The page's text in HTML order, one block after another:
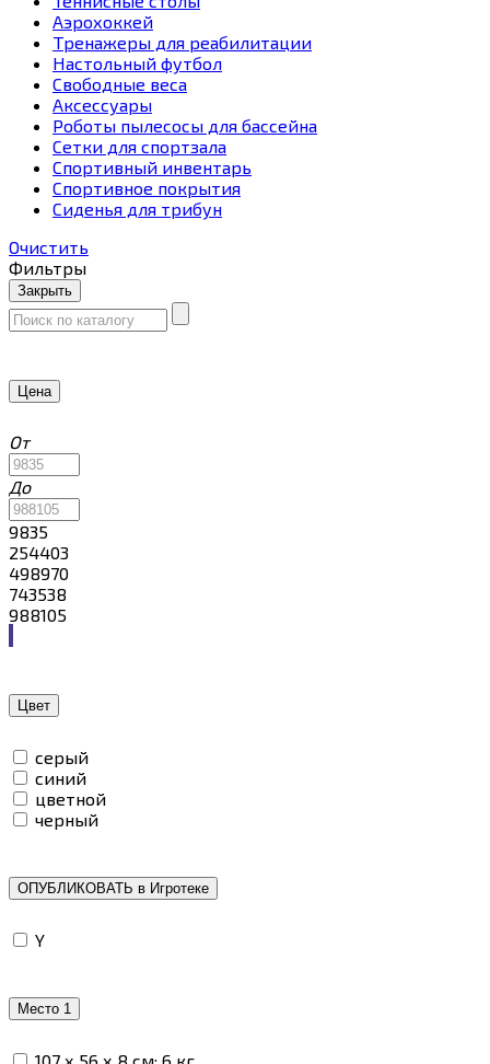
Аэрохоккей
Тренажеры для реабилитации
Настольный футбол
Свободные веса
Аксессуары
Роботы пылесосы для бассейна
Сетки для спортзала
Спортивный инвентарь
Спортивное покрытия
Сиденья для трибун
Очистить
Фильтры
Закрыть
Цена
От
До
9835
254403
498970
743538
988105
Цвет
серый
синий
цветной
черный
ОПУБЛИКОВАТЬ в Игротеке
Y
Место 1